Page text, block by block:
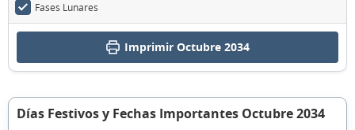
Fases Lunares
Imprimir Octubre 2034
Días Festivos y Fechas Importantes Octubre 2034